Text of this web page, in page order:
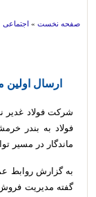
صفحه نخست » اجتماعی
ارسال
فولاد به بندر
ماندگار در مسیر
به گزارش روابط
گفته مدیریت